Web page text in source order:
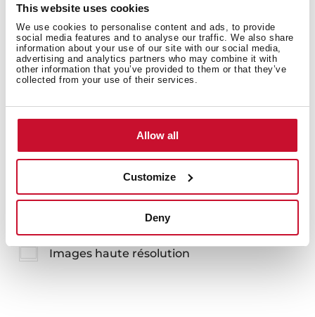
This website uses cookies
We use cookies to personalise content and ads, to provide
social media features and to analyse our traffic. We also share
information about your use of our site with our social media,
advertising and analytics partners who may combine it with
other information that you’ve provided to them or that they’ve
collected from your use of their services.
Allow all
Customize
Deny
Vous pouvez également être
Fiche produit
Images haute résolution